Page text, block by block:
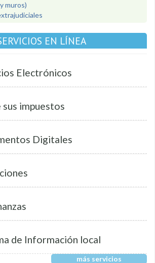
muros)
EN LÍNEA
Electrónicos
sus impuestos
Digitales
de Información local
más servicios